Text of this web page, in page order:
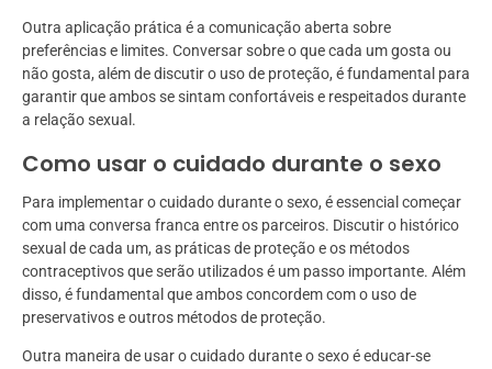
Outra aplicação prática é a comunicação aberta sobre
preferências e limites. Conversar sobre o que cada um gosta ou
não gosta, além de discutir o uso de proteção, é fundamental para
garantir que ambos se sintam confortáveis e respeitados durante
a relação sexual.
Como usar o cuidado durante o sexo
Para implementar o cuidado durante o sexo, é essencial começar
com uma conversa franca entre os parceiros. Discutir o histórico
sexual de cada um, as práticas de proteção e os métodos
contraceptivos que serão utilizados é um passo importante. Além
disso, é fundamental que ambos concordem com o uso de
preservativos e outros métodos de proteção.
Outra maneira de usar o cuidado durante o sexo é educar-se